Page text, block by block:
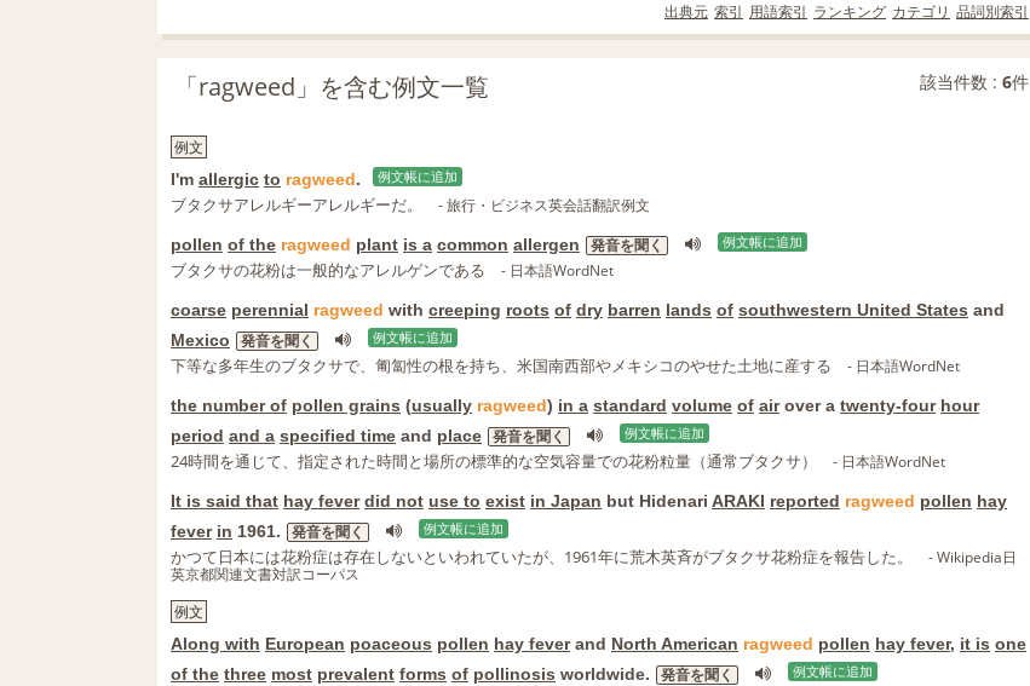
出典元 索引 用語索引 ランキング カテゴリ 品詞別索引
「ragweed」を含む例文一覧 該当件数 : 6件
例文
I'm allergic to ragweed. 例文帳に追加
ブタクサアレルギーアレルギーだ。 - 旅行・ビジネス英会話翻訳例文
pollen of the ragweed plant is a common allergen 発音を聞く 例文帳に追加
ブタクサの花粉は一般的なアレルゲンである - 日本語WordNet
coarse perennial ragweed with creeping roots of dry barren lands of southwestern United States and
Mexico
発音を聞く 例文帳に追加
下等な多年生のブタクサで、匍匐性の根を持ち、米国南西部やメキシコのやせた土地に産する - 日本語WordNet
the number of pollen grains (usually ragweed) in a standard volume of airover a twenty-four hour
period and a specified time and place 発音を聞く 例文帳に追加
24時間を通じて、指定された時間と場所の標準的な空気容量での花粉粒量（通常ブタクサ） - 日本語WordNet
It is said that hay fever did not use to exist in Japan but Hidenari ARAKI reported ragweed pollen hay
fever in 1961. 発音を聞く 例文帳に追加
かつて日本には花粉症は存在しないといわれていたが、1961年に荒木英斉がブタクサ花粉症を報告した。
- Wikipedia日
英京都関連文書対訳コーパス
例文
Along with European poaceous pollen hay feverand North American ragweed pollen hay fever, it is one
of the three most prevalent forms of pollinosis worldwide. 発音を聞く 例文帳に追加